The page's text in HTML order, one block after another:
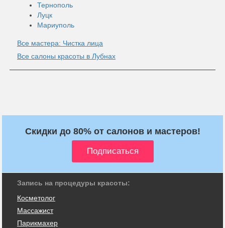
Тернополь
Луцк
Мариуполь
Все мастера: Чистка лица
Все салоны красоты в Лубнах
Скидки до 80% от салонов и мастеров!
Запись на процедуры красоты:
Косметолог
Массажист
Парикмахер